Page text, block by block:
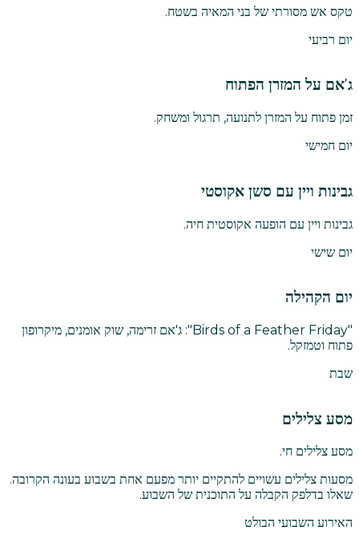
טקס אש מסורתי של בני המאיה בשטח.
יום רביעי
ג'אם על המזרן הפתוח
זמן פתוח על המזרן לתנועה, תרגול ומשחק.
יום חמישי
גבינות ויין עם סשן אקוסטי
גבינות ויין עם הופעה אקוסטית חיה.
יום שישי
יום הקהילה
"Birds of a Feather Friday": ג'אם זרימה, שוק אומנים, מיקרופון
פתוח וטמזקל.
שבת
מסע צלילים
מסע צלילים חי.
מסעות צלילים עשויים להתקיים יותר מפעם אחת בשבוע בעונה הקרובה.
שאלו בדלפק הקבלה על התוכנית של השבוע.
האירוע השבועי הבולט